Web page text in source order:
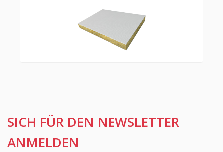
SICH FÜR DEN NEWSLETTER
ANMELDEN